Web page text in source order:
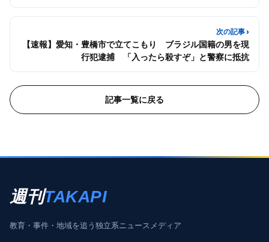
次の記事 ›
【速報】愛知・豊橋市で立てこもり ブラジル国籍の男を現
行犯逮捕 「入ったら殺すぞ」と警察に抵抗
記事一覧に戻る
週刊TAKAPI
教育・事件・地域を追う独立系ニュースメディア